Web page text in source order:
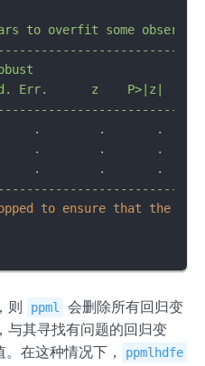
to overfit some
Err. z P>|z|
. .
.
. .
.
. .
.
to ensure that the
则 ppml
会删除所有回归变
与其寻找有问题的回归变
在这种情况下，
ppmlhdfe